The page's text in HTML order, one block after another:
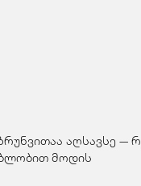
აღსავსე
მოდის